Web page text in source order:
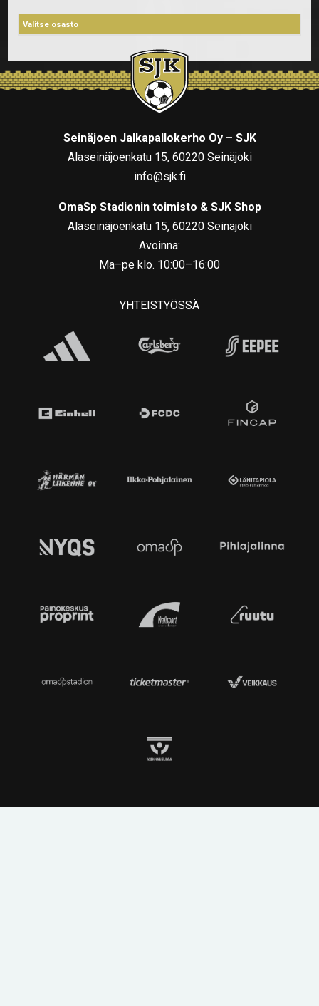
Seinäjoen Jalkapallokerho Oy – SJK
Alaseinäjoenkatu 15, 60220 Seinäjoki
info@sjk.fi
OmaSp Stadionin toimisto & SJK Shop
Alaseinäjoenkatu 15, 60220 Seinäjoki
Avoinna:
Ma–pe klo. 10:00–16:00
YHTEISTYÖSSÄ